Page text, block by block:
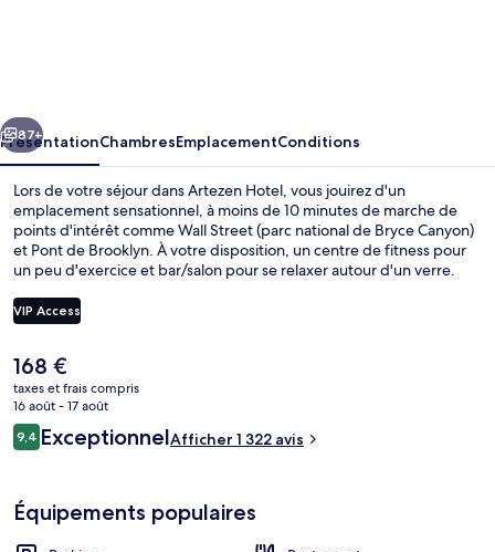
Suivant
87+
PrésentationChambresEmplacementConditions
Lors de votre séjour dans Artezen Hotel, vous jouirez d'un
emplacement sensationnel, à moins de 10 minutes de marche de
points d'intérêt comme Wall Street (parc national de Bryce Canyon)
et Pont de Brooklyn. À votre disposition, un centre de fitness pour
un peu d'exercice et bar/salon pour se relaxer autour d'un verre.
de One World Trade Center et de South Street Seaport. Les autres
voyageurs apprécient la proximité avec les transports publics :
Fulton Street (Broadway) ne sont qu'à quelques encablures.
VIP Access
Le
prix
actuel
est
de
168 €
taxes et frais compris
16 août - 17 août
Avis
voyageurs
9,49,4 sur 10
ExceptionnelAfficher 1 322 avis
Équipements populaires